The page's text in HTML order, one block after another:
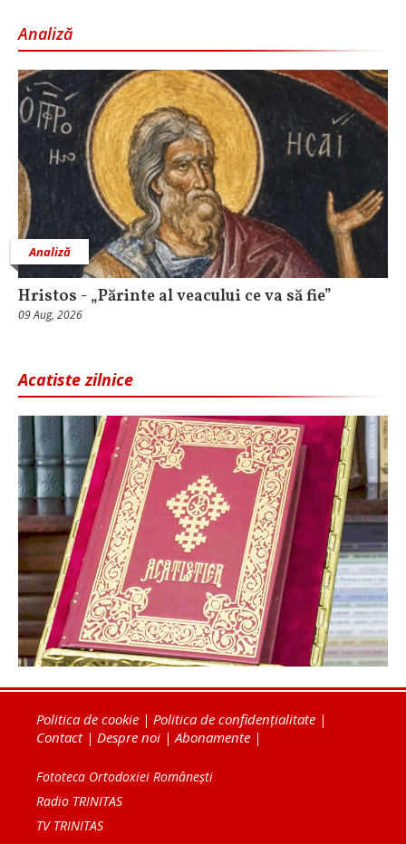
Analiză
Analiză
Hristos - „Părinte al veacului ce va să fie”
09 Aug, 2026
Acatiste zilnice
Politica de cookie | Politica de confidențialitate |
Contact| Despre noi | Abonamente |
Fototeca Ortodoxiei Românești
Radio TRINITAS
TV TRINITAS